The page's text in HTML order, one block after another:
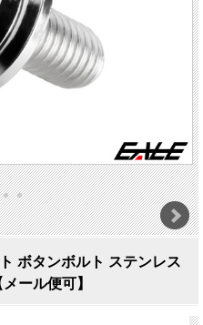
ボタンボルト ステンレス
ール便可】